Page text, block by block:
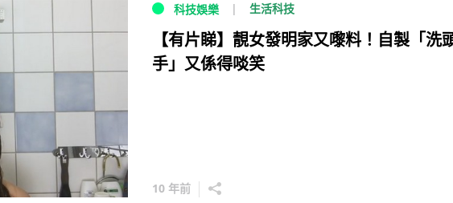
科技娛樂 生活科技
【有片睇】靚女發明家又嚟料！自製「洗
手」又係得啖笑
10 年前